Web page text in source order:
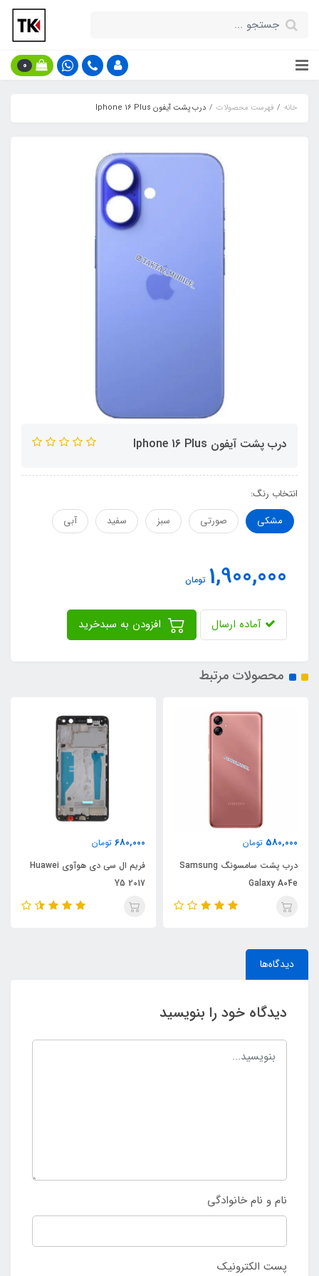
0
خانه فهرست محصولات درب پشت آیفون Iphone 1۶ Plus
درب پشت آیفون Iphone 1۶ Plus
انتخاب رنگ:
مشکی
صورتی سبز سفید آبی
1,900,000 تومان
آماده ارسال
محصولات مرتبط
580,000 تومان
درب پشت سامسونگ Samsung
Galaxy A04e
680,000 تومان
فریم ال سی دی هوآوی Huawei
Y5 2017
دیدگاه‌ها
دیدگاه خود را بنویسید
نام و نام خانوادگی
پست الکترونیک